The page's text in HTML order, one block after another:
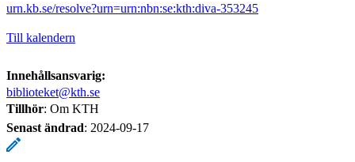
urn.kb.se/resolve?urn=urn:nbn:se:kth:diva-353245
Till kalendern
Innehållsansvarig:
biblioteket@kth.se
Tillhör: Om KTH
Senast ändrad: 2024-09-17